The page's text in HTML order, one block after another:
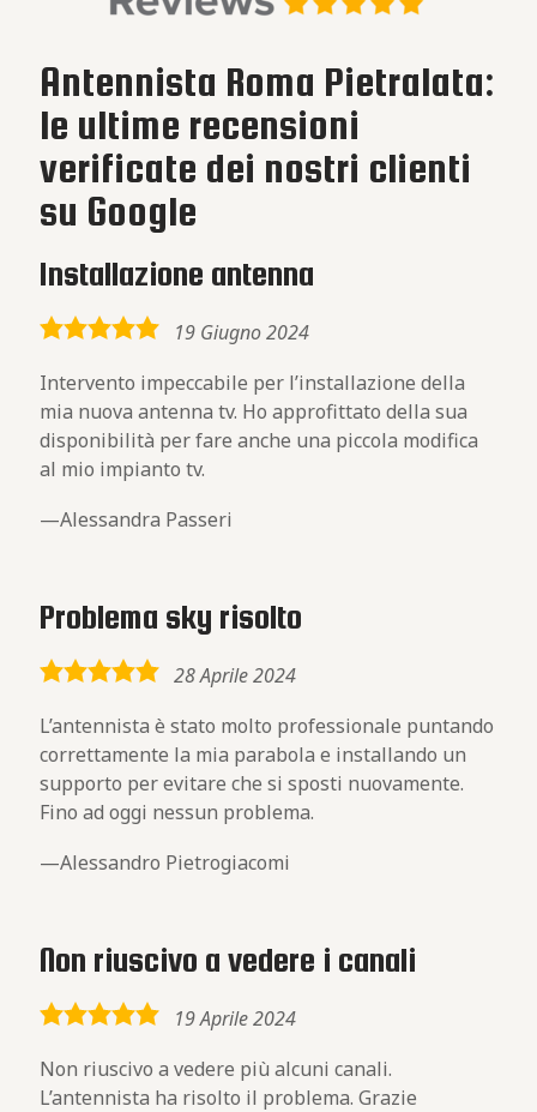
Antennista Roma Pietralata:
le ultime recensioni
verificate dei nostri clienti
su Google
Installazione antenna
5,0
19 Giugno 2024
Intervento impeccabile per l’installazione della
mia nuova antenna tv. Ho approfittato della sua
disponibilità per fare anche una piccola modifica
al mio impianto tv.
Alessandra Passeri
Problema sky risolto
5,0
28 Aprile 2024
L’antennista è stato molto professionale puntando
correttamente la mia parabola e installando un
supporto per evitare che si sposti nuovamente.
Fino ad oggi nessun problema.
Alessandro Pietrogiacomi
Non riuscivo a vedere i canali
5,0
19 Aprile 2024
Non riuscivo a vedere più alcuni canali.
L’antennista ha risolto il problema. Grazie